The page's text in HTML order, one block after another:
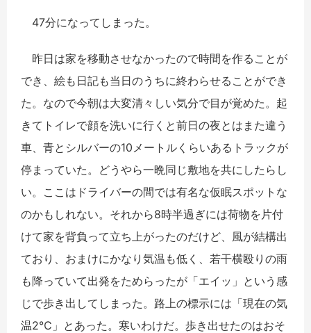
47分になってしまった。
昨日は家を移動させなかったので時間を作ることが
でき、絵も日記も当日のうちに終わらせることができ
た。なので今朝は大変清々しい気分で目が覚めた。起
きてトイレで顔を洗いに行くと前日の夜とはまた違う
車、青とシルバーの10メートルくらいあるトラックが
停まっていた。どうやら一晩同じ敷地を共にしたらし
い。ここはドライバーの間では有名な仮眠スポットな
のかもしれない。それから8時半過ぎには荷物を片付
けて家を背負って立ち上がったのだけど、風が結構出
ており、おまけにかなり気温も低く、若干横殴りの雨
も降っていて出発をためらったが「エイッ」という感
じで歩き出してしまった。路上の標示には「現在の気
温2℃」とあった。寒いわけだ。歩き出せたのはおそ